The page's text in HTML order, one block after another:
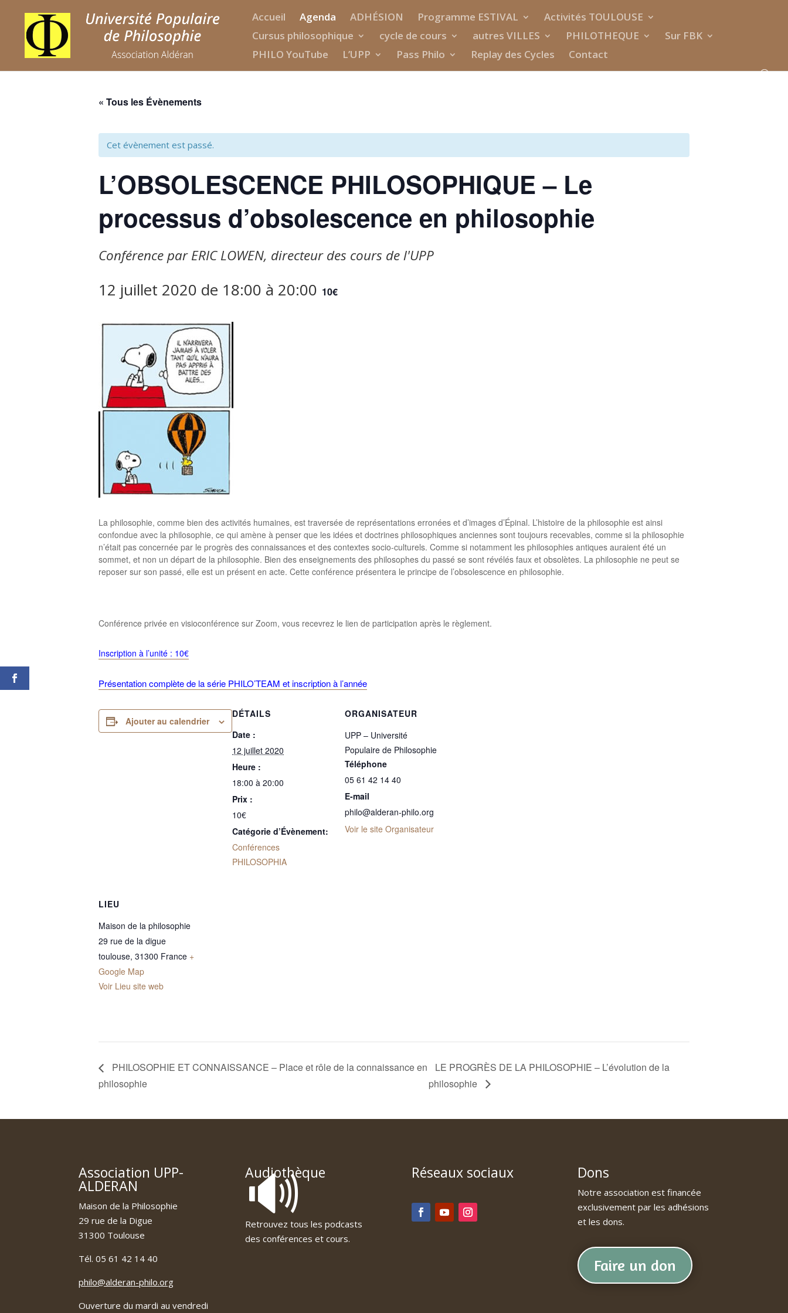
Accueil Agenda ADHÉSION Programme ESTIVAL
Activités TOULOUSE
Cursus philosophique
cycle de cours autres VILLES PHILOTHEQUE
Sur FBK
PHILO YouTube
L’UPP Pass Philo Replay des Cycles Contact
« Tous les Évènements
Cet évènement est passé.
L’OBSOLESCENCE PHILOSOPHIQUE – Le
processus d’obsolescence en philosophie
Conférence par ERIC LOWEN, directeur des cours de l'UPP
12 juillet 2020 de 18:00 à 20:00 10€
La philosophie, comme bien des activités humaines, est traversée de représentations erronées et d’images d’Épinal. L’histoire de la philosophie est ainsi
confondue avec la philosophie, ce qui amène à penser que les idées et doctrines philosophiques anciennes sont toujours recevables, comme si la philosophie
n’était pas concernée par le progrès des connaissances et des contextes socio-culturels. Comme si notamment les philosophies antiques auraient été un
sommet, et non un départ de la philosophie. Bien des enseignements des philosophes du passé se sont révélés faux et obsolètes. La philosophie ne peut se
reposer sur son passé, elle est un présent en acte. Cette conférence présentera le principe de l’obsolescence en philosophie.
Conférence privée en visioconférence sur Zoom, vous recevrez le lien de participation après le règlement.
Inscription à l’unité : 10€
Présentation complète de la série PHILO’TEAM et inscription à l’année
Ajouter au calendrier
DÉTAILS
Date :
12 juillet 2020
Heure :
18:00 à 20:00
Prix :
10€
Catégorie d’Évènement:
Conférences
PHILOSOPHIA
ORGANISATEUR
UPP – Université
Populaire de Philosophie
Téléphone
05 61 42 14 40
E-mail
philo@alderan-philo.org
Voir le site Organisateur
LIEU
Maison de la philosophie
29 rue de la digue
toulouse, 31300 France +
Google Map
Voir Lieu site web
PHILOSOPHIE ET CONNAISSANCE – Place et rôle de la connaissance en
philosophie
LE PROGRÈS DE LA PHILOSOPHIE – L’évolution de la
philosophie
Association UPP-
ALDERAN
Maison de la Philosophie
29 rue de la Digue
31300 Toulouse
Tél. 05 61 42 14 40
philo@alderan-philo.org
Ouverture du mardi au vendredi
Audiothèque
🔊
Retrouvez tous les podcasts
des conférences et cours.
Réseaux sociaux Dons
Notre association est financée
exclusivement par les adhésions
et les dons.
Faire un don